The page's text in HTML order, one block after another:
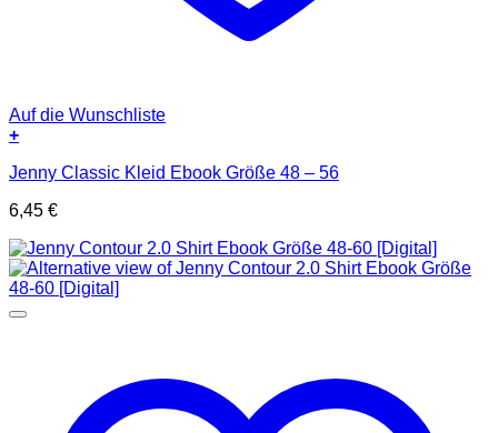
Auf die Wunschliste
+
Jenny Classic Kleid Ebook Größe 48 – 56
6,45 €